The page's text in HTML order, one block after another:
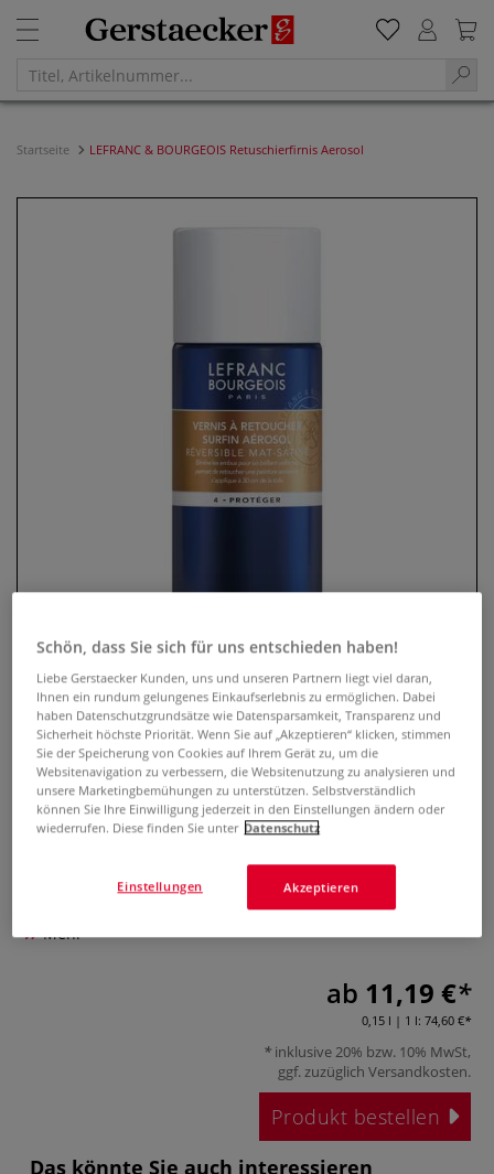
Startseite LEFRANC & BOURGEOIS Retuschierfirnis Aerosol
LEFRANC & BOURGEOIS
Retuschierfirnis Aerosol
0 Bewertungen
Der extrafeine LEFRANC & BOURGEOIS Retuschierfirnis
dringt in die Farbschicht ein, ohne sie aufzuweichen oder
auszuhärten. Erhältlich als 150-ml- oder 400-ml-Sprühdose.
Mehr
ab 11,19 €
0,15 l | 1 l: 74,60 €
inklusive 20% bzw. 10% MwSt,
ggf. zuzüglich Versandkosten.
Produkt bestellen
Das könnte Sie auch interessieren
Schön, dass Sie sich für uns entschieden haben!
Liebe Gerstaecker Kunden, uns und unseren Partnern liegt viel daran,
Ihnen ein rundum gelungenes Einkaufserlebnis zu ermöglichen. Dabei
haben Datenschutzgrundsätze wie Datensparsamkeit, Transparenz und
Sicherheit höchste Priorität. Wenn Sie auf „Akzeptieren“ klicken, stimmen
Sie der Speicherung von Cookies auf Ihrem Gerät zu, um die
Websitenavigation zu verbessern, die Websitenutzung zu analysieren und
unsere Marketingbemühungen zu unterstützen. Selbstverständlich
können Sie Ihre Einwilligung jederzeit in den Einstellungen ändern oder
wiederrufen. Diese finden Sie unter Datenschutz
Akzeptieren
Einstellungen